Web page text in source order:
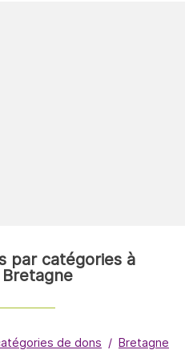
par catégories à
de dons Bretagne